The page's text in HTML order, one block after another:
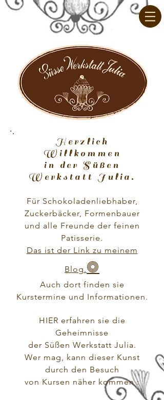
Herzlich
Willkommen
in der Süßen
Werkstatt Julia.
Für Schokoladenliebhaber,
Zuckerbäcker, Formenbauer
und alle Freunde der feinen
Patisserie.
Das ist der Link zu meinem
Blog.o
Auch dort finden sie
Kurstermine und Informationen.
HIER erfahren sie die
Geheimnisse
der Süßen Werkstatt Julia.
Wer mag, kann dieser Kunst
durch den Besuch
von Kursen näher kommen :